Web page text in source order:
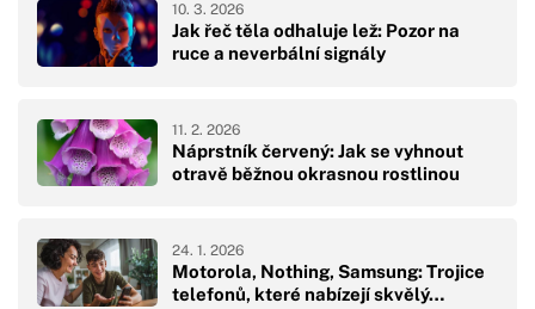
Jak řeč těla odhaluje lež: Pozor na
ruce a neverbální signály
10. 3. 2026
Náprstník červený: Jak se vyhnout
otravě běžnou okrasnou rostlinou
11. 2. 2026
Motorola, Nothing, Samsung: Trojice
telefonů, které nabízejí skvělý…
24. 1. 2026